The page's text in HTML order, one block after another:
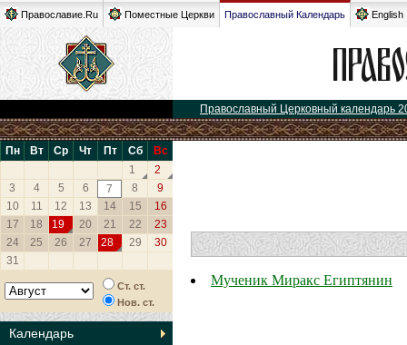
Православие.Ru Поместные Церкви Православный Календарь English
Православный Церковный календарь
Пн Вт Ср Чт Пт Сб
Вс
1
2
3
4 5 6 7 8
9
10
11 12 13 14 15
16
17
18 19 20 21 22
23
24
25 26 27 28 29
30
31
Ст. ст.
Нов. ст.
Календарь
Мученик Миракс Египтянин